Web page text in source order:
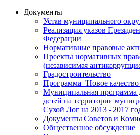
Документы
Устав муниципального
Реализация указов
Федерации
Нормативные правовые
Проекты нормативных
(независимая
Градостроительство
Программа "Новое
Муниципальная программа
детей на территории
Сухой Лог на 2013 - 2017
Документы Советов и
Общественное обсуждение